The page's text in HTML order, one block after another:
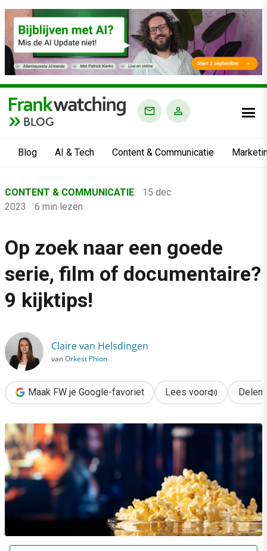
BLOG
Blog AI & Tech Content & Communicatie
›
Content & Communicatie
›
Op zoek naar een goede serie, film of documentaire? 9 kijktips!
CONTENT & COMMUNICATIE
15 dec
2023
6 min lezen
Op zoek naar een goede
serie, film of documentaire?
9 kijktips!
Claire van Helsdingen
vanOrkest Phion
Maak FW je Google-favoriet Lees voor Delen